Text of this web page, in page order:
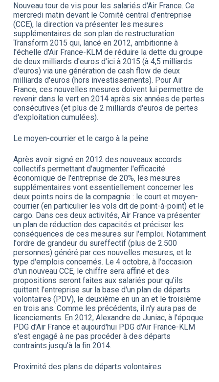
Nouveau tour de vis pour les salariés d'Air France. Ce
mercredi matin devant le Comité central d'entreprise
(CCE), la direction va présenter les mesures
supplémentaires de son plan de restructuration
Transform 2015 qui, lancé en 2012, ambitionne à
l'échelle d'Air France-KLM de réduire la dette du groupe
de deux milliards d'euros d'ici à 2015 (à 4,5 milliards
d'euros) via une génération de cash flow de deux
milliards d'euros (hors investissements). Pour Air
France, ces nouvelles mesures doivent lui permettre de
revenir dans le vert en 2014 après six années de pertes
consécutives (et plus de 2 milliards d'euros de pertes
d'exploitation cumulées).
Le moyen-courrier et le cargo à la peine
Après avoir signé en 2012 des nouveaux accords
collectifs permettant d'augmenter l'efficacité
économique de l'entreprise de 20%, les mesures
supplémentaires vont essentiellement concerner les
deux points noirs de la compagnie : le court et moyen-
courrier (en particulier les vols dit de point-à-point) et le
cargo. Dans ces deux activités, Air France va présenter
un plan de réduction des capacités et préciser les
conséquences de ces mesures sur l'emploi. Notamment
l'ordre de grandeur du sureffectif (plus de 2.500
personnes) généré par ces nouvelles mesures, et le
type d'emplois concernés. Le 4 octobre, à l'occasion
d'un nouveau CCE, le chiffre sera affiné et des
propositions seront faites aux salariés pour qu'ils
quittent l'entreprise sur la base d'un plan de départs
volontaires (PDV), le deuxième en un an et le troisième
en trois ans. Comme les précédents, il n'y aura pas de
licenciements. En 2012, Alexandre de Juniac, à l'époque
PDG d'Air France et aujourd'hui PDG d'Air France-KLM
s'est engagé à ne pas procéder à des départs
contraints jusqu'à la fin 2014.
Proximité des plans de départs volontaires